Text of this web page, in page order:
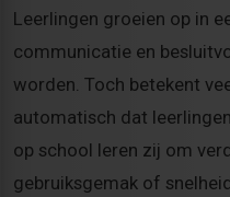
Leerlingen groeien op in
communicatie en
worden. Toch betekent
automatisch dat
op school leren zij om
gebruiksgemak of